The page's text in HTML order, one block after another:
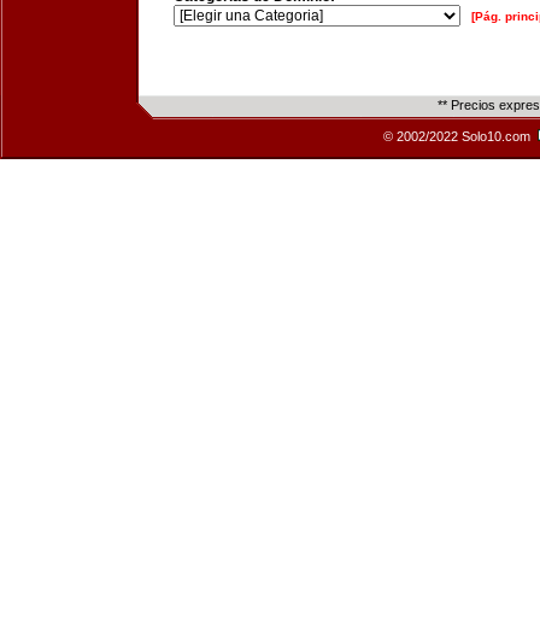
[Pág.
** Precios
© 2002/2022 Solo10.com